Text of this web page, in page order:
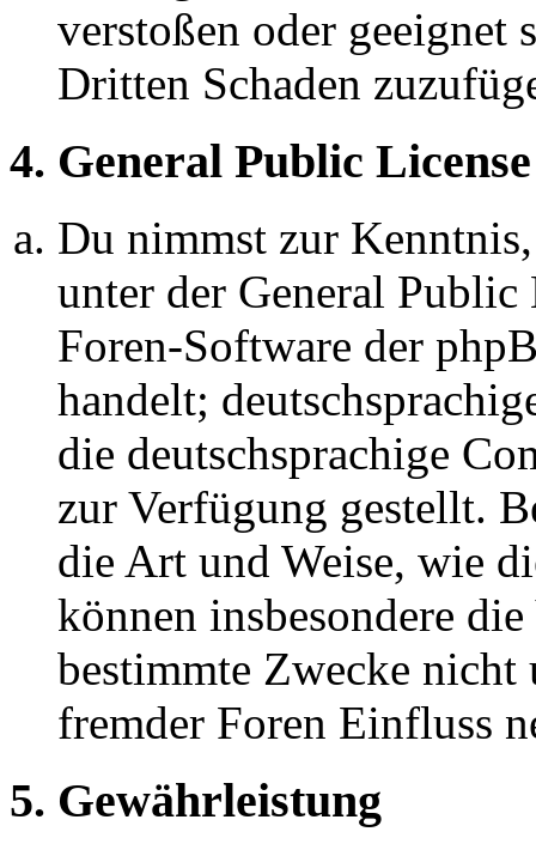
verstoßen oder geeignet
Dritten Schaden
4. General Public License
Du nimmst zur
unter der General
Foren-Software der
handelt;
die deutschsprachige
zur Verfügung gestellt.
die Art und Weise, wie
können insbesondere
bestimmte Zwecke nicht
fremder Foren Einfluss
5. Gewährleistung